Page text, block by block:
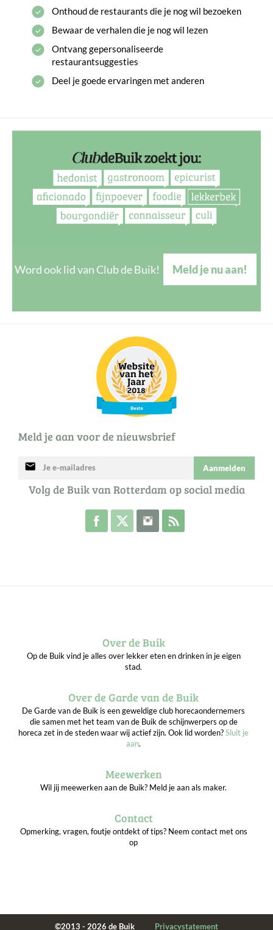
Onthoud de restaurants die je nog wil bezoeken
Bewaar de verhalen die je nog wil lezen
Ontvang gepersonaliseerde
restaurantsuggesties
Deel je goede ervaringen met anderen
Word ook lid van Club de Buik! Meld je nu aan!
Meld je aan voor de nieuwsbrief
mail Aanmelden
Volg de Buik van Rotterdam op social media
Volg de Buik op Facebook
Volg de Buik op Twitter
Volg de Buik op Instagram
Over de Buik
Op de Buik vind je alles over lekker eten en drinken in je eigen
stad.
Over de Garde van de Buik
De Garde van de Buik is een geweldige club horecaondernemers
die samen met het team van de Buik de schijnwerpers op de
horeca zet in de steden waar wij actief zijn. Ook lid worden?Sluit je
aan.
Meewerken
Wil jij meewerken aan de Buik? Meld je aan als maker.
Contact
Opmerking, vragen, foutje ontdekt of tips? Neem contact met ons
op
©2013 - 2026 de Buik Privacystatement